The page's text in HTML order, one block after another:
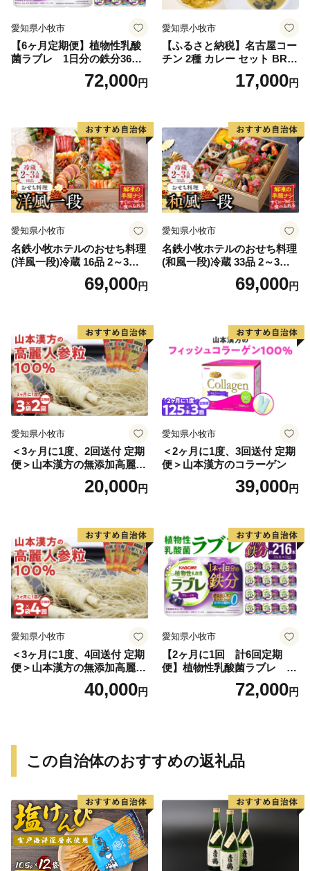
愛知県小牧市
【6ヶ月定期便】植物性乳酸
菌ラブレ 1日分の鉄分36本
（計216本） [052S11-T]
72,000円
愛知県小牧市
【ふるさと納税】名古屋コー
チン 2種 カレー セット BRIC
K CAFE ブリックカフェ グ
リーンカレー バターチキン
イル カレーライス 簡単調理
お取り寄せグルメ 時短飯 愛
知県 小牧市 送料無料
17,000円
愛知県小牧市
名鉄小牧ホテルのおせち料理
(洋風一段)冷蔵 16品 2～3人
前 2027年【数量限定 お申込
期限12/15】 解凍不要 ホテル
人気 新春 迎春おせち 定番お
せち 本格おせち 洋風おせち
縁起物おせち 12月31日 お届
け お正月 お取り寄せ
69,000円
愛知県小牧市
名鉄小牧ホテルのおせち料理
(和風一段)冷蔵 33品 2～3人
前 2027年【数量限定 お申込
期限12/15】 解凍不要 ホテル
人気 新春 迎春おせち 定番お
せち 本格おせち 和風おせち
縁起物おせち 12月31日 お届
け お正月 お取り寄せ
69,000円
愛知県小牧市
＜3ヶ月に1度、2回送付 定期
便＞山本漢方の無添加高麗人
20,000円
愛知県小牧市
＜2ヶ月に1度、3回送付 定期
便＞山本漢方のコラーゲン
39,000円
愛知県小牧市
＜3ヶ月に1度、4回送付 定期
便＞山本漢方の無添加高麗人
40,000円
愛知県小牧市
【2ヶ月に1回 計6回定期
便】植物性乳酸菌ラブレ 鉄
分36本（計216本） [052S07-
72,000円
この自治体のおすすめの返礼品